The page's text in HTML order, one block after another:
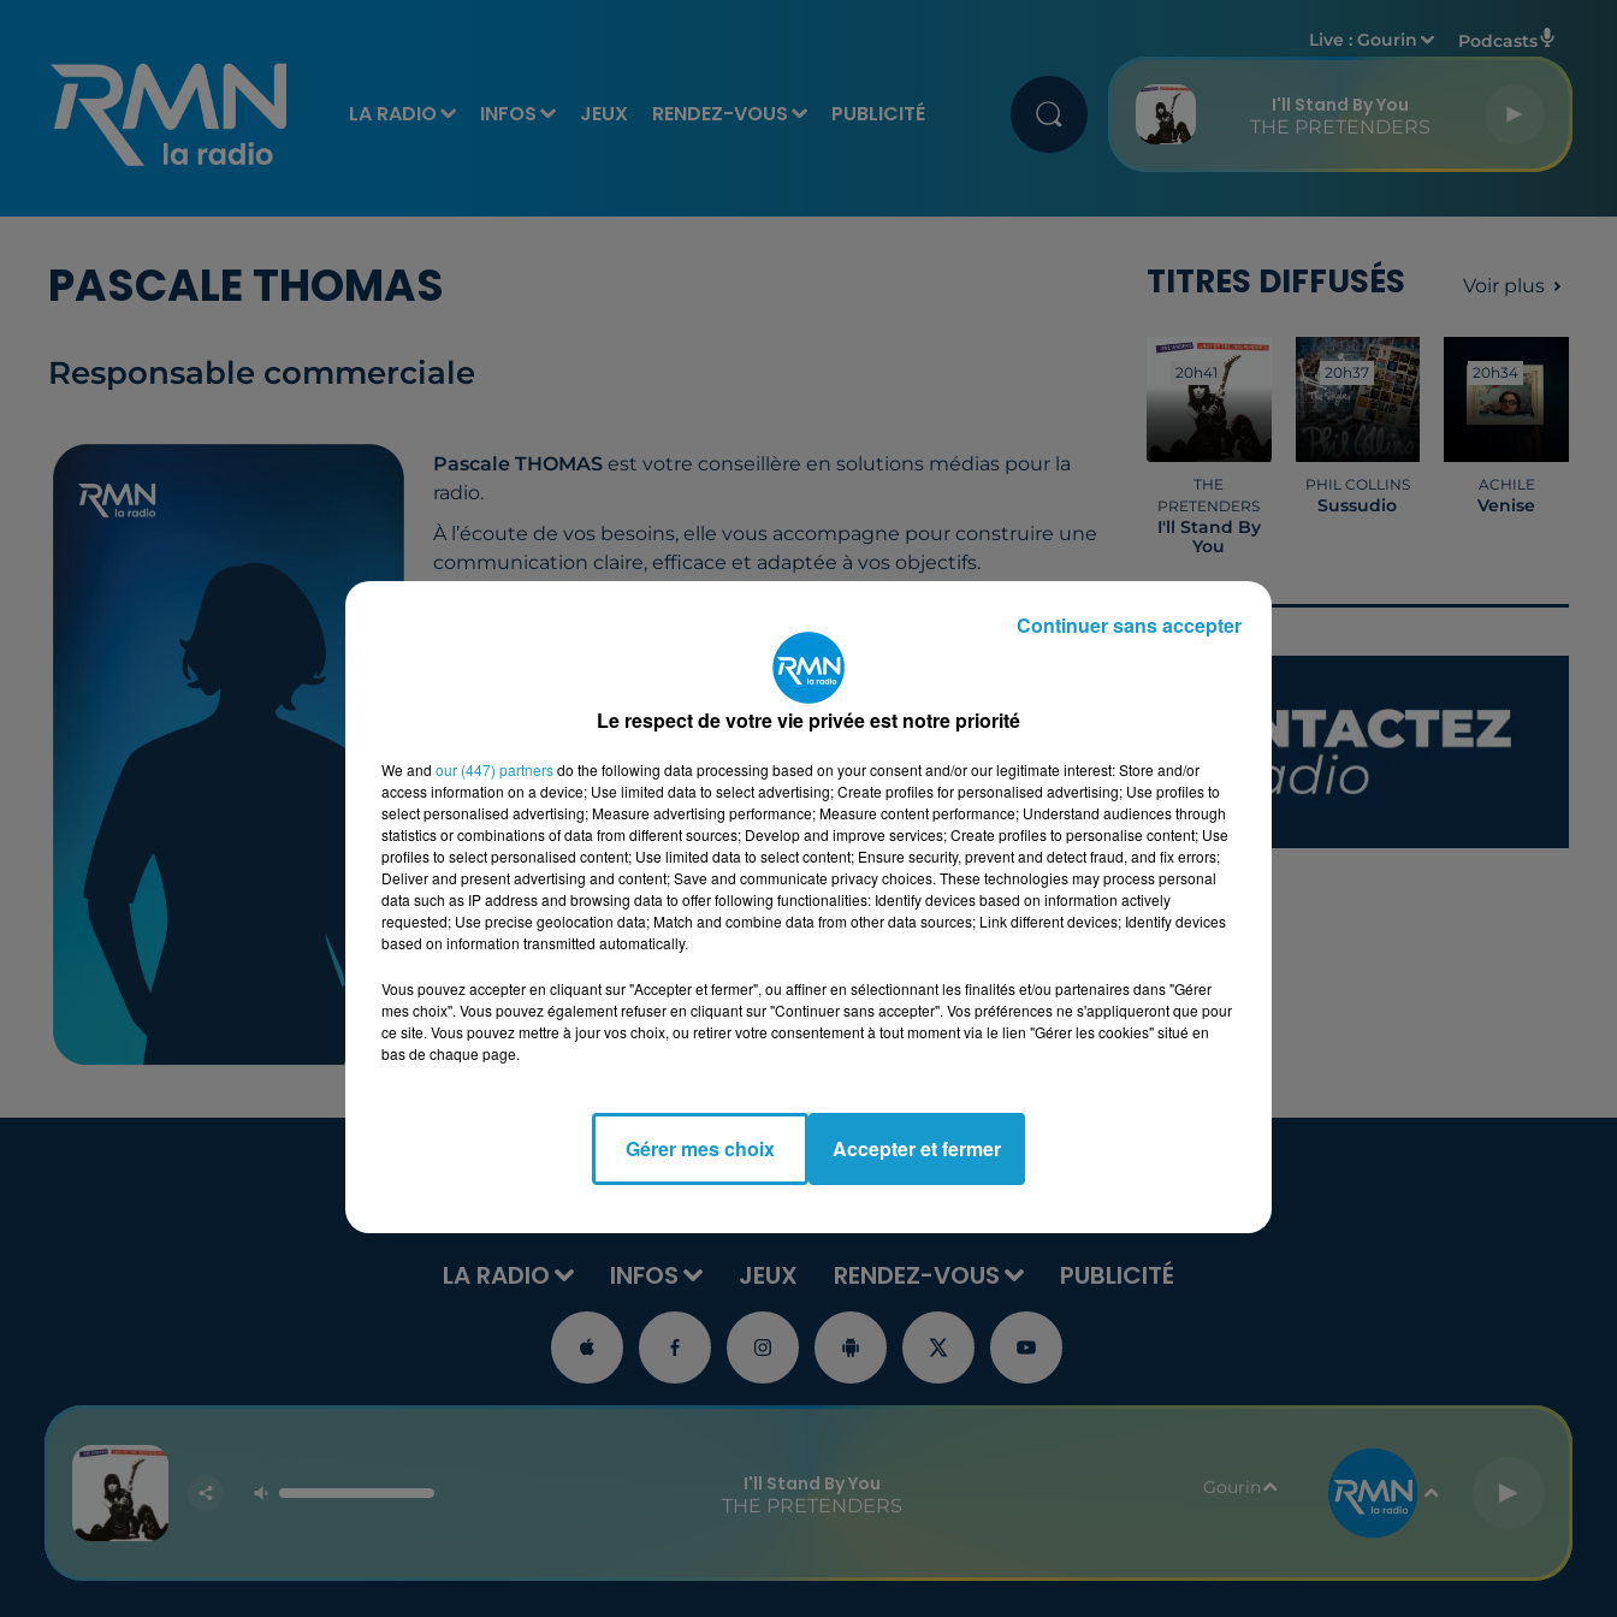
LA RADIO INFOS JEUX RENDEZ-VOUS PUBLICITÉ
Live :Gourin Podcasts
I'll Stand By You
THE PRETENDERS
PASCALE THOMAS
Responsable commerciale
Pascale THOMAS est votre conseillère en solutions médias pour la
radio.
À l’écoute de vos besoins, elle vous accompagne pour construire une
communication claire, efficace et adaptée à vos objectifs.
valoriser votre activité, elle saura vous proposer les bons formats.
, vous bénéficiez d’un accompagnement personnalisé,
Pour échanger sur vos projets et découvrir les solutions possibles,
Pascale THOMAS | Baud, Locminé, Loudéac, Ploërmel, Pontivy
☎06 89 15 59 20
Contactez
TITRES DIFFUSÉS Voir plus
20h41
20h41
THE
PRETENDERS
I'll Stand By
You
20h37
20h37
PHIL COLLINS
Sussudio
20h34
20h34
ACHILE
Venise
LA RADIO INFOS JEUX RENDEZ-VOUS PUBLICITÉ
I'll Stand By You
THE PRETENDERS
Gourin
Le respect de votre vie privée est notre priorité
We and our (447) partnersdo the following data processing based on your consent and/or our legitimate interest: Store and/or
access information on a device; Use limited data to select advertising; Create profiles for personalised advertising; Use profiles to
select personalised advertising; Measure advertising performance; Measure content performance; Understand audiences through
statistics or combinations of data from different sources; Develop and improve services; Create profiles to personalise content; Use
profiles to select personalised content; Use limited data to select content; Ensure security, prevent and detect fraud, and fix errors;
Deliver and present advertising and content; Save and communicate privacy choices. These technologies may process personal
data such as IP address and browsing data to offer following functionalities: Identify devices based on information actively
requested; Use precise geolocation data; Match and combine data from other data sources; Link different devices; Identify devices
based on information transmitted automatically.
Vous pouvez accepter en cliquant sur "Accepter et fermer", ou affiner en sélectionnant les finalités et/ou partenaires dans "Gérer
mes choix". Vous pouvez également refuser en cliquant sur "Continuer sans accepter". Vos préférences ne s'appliqueront que pour
ce site. Vous pouvez mettre à jour vos choix, ou retirer votre consentement à tout moment via le lien "Gérer les cookies" situé en
bas de chaque page.
Gérer mes choix Accepter et fermer
Continuer sans accepter